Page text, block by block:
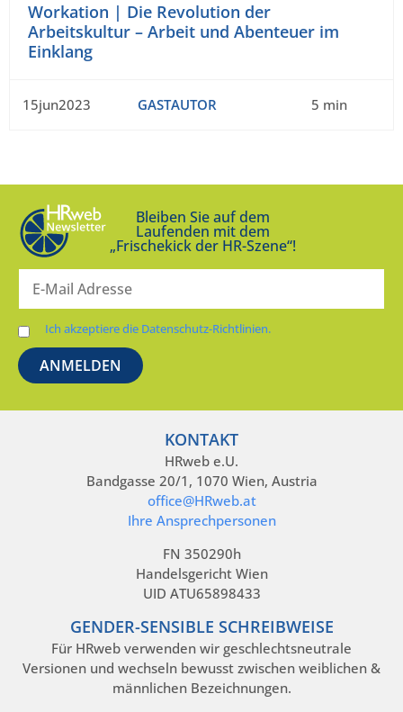
Workation | Die Revolution der
Arbeitskultur – Arbeit und Abenteuer im
Einklang
15jun2023 GASTAUTOR 5 min
Bleiben Sie auf dem
Laufenden mit dem
„Frischekick der HR-Szene“!
Ich akzeptiere die Datenschutz-Richtlinien.
KONTAKT
HRweb e.U.
Bandgasse 20/1, 1070 Wien, Austria
office@HRweb.at
Ihre Ansprechpersonen
FN 350290h
Handelsgericht Wien
UID ATU65898433
GENDER-SENSIBLE SCHREIBWEISE
Für HRweb verwenden wir geschlechtsneutrale
Versionen und wechseln bewusst zwischen weiblichen &
männlichen Bezeichnungen.